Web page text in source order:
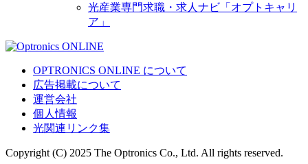
光産業専門求職・求人ナビ「オプトキャリ
ア」
OPTRONICS ONLINE について
広告掲載について
運営会社
個人情報
光関連リンク集
Copyright (C) 2025 The Optronics Co., Ltd. All rights reserved.